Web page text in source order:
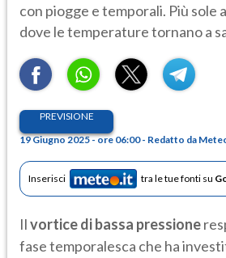
con piogge e temporali. Più sole
dove le temperature tornano a
PREVISIONE
19 Giugno 2025 - ore 06:00 - Redatto da
Inserisci tra le tue fonti su
Ilvortice di bassa pressione
fase temporalesca che ha